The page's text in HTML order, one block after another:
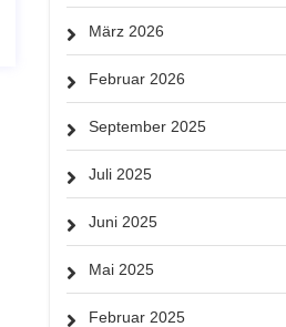
März 2026
Februar 2026
September 2025
Juli 2025
Juni 2025
Mai 2025
Februar 2025